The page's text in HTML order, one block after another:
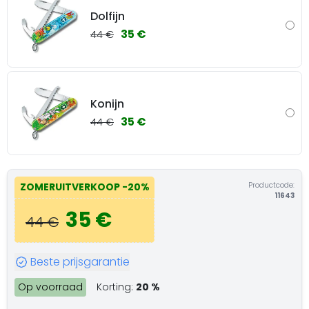
Dolfijn
44 € 35 €
Konijn
44 € 35 €
ZOMERUITVERKOOP -20%
44 € 35 €
Productcode:
11643
Beste prijsgarantie
Op voorraad Korting: 20 %